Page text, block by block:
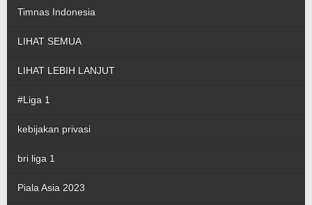
Timnas Indonesia
LIHAT SEMUA
LIHAT LEBIH LANJUT
#Liga 1
kebijakan privasi
bri liga 1
Piala Asia 2023